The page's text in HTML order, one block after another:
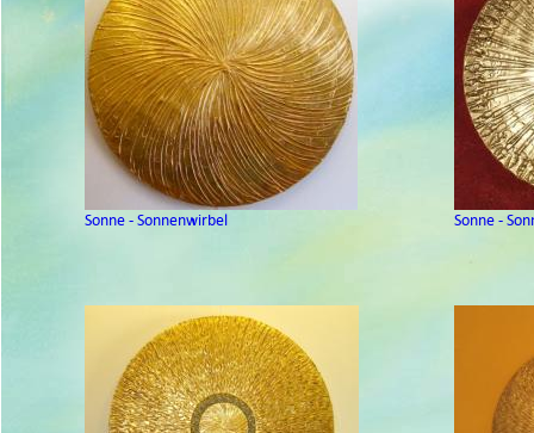
Sonne - Sonnenwirbel Sonne -